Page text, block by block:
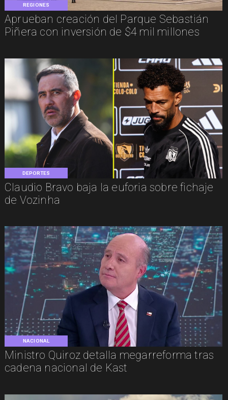
REGIONES
Aprueban creación del Parque Sebastián
Piñera con inversión de $4 mil millones
DEPORTES
Claudio Bravo baja la euforia sobre fichaje
de Vozinha
NACIONAL
Ministro Quiroz detalla megarreforma tras
cadena nacional de Kast